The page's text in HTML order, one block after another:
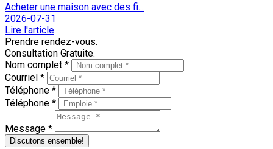
Acheter une maison avec des fi...
2026-07-31
Lire l'article
Prendre rendez-vous.
Consultation Gratuite.
Nom complet *
Courriel *
Téléphone *
Téléphone *
Message *
Discutons ensemble!